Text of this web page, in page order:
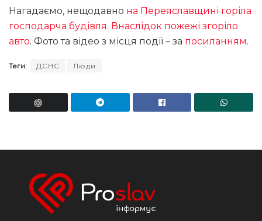
Нагадаємо, нещодавно на Переяславщині горіла
господарча будівля. Внаслідок пожежі згоріло
авто. Фото та відео з місця події – за посиланням.
Теги: ДСНС Люди